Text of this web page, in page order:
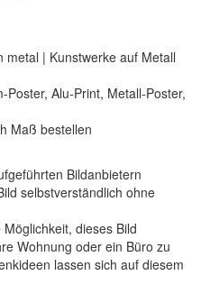
metal | Kunstwerke auf Metall
Poster, Alu-Print, Metall-Poster,
Maß bestellen
Bildanbietern
selbstverständlich ohne
dieses Bild
Wohnung oder ein Büro zu
lassen sich auf diesem